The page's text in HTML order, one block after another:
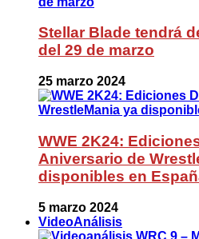
Stellar Blade tendrá
del 29 de marzo
25 marzo 2024
WWE 2K24:
Aniversario de
disponibles en
5 marzo 2024
VideoAnálisis